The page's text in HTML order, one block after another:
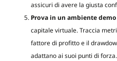
assicuri di avere la giusta
Prova in un ambiente demo
capitale virtuale. Traccia
fattore di profitto e il
adattano ai suoi punti di forza.